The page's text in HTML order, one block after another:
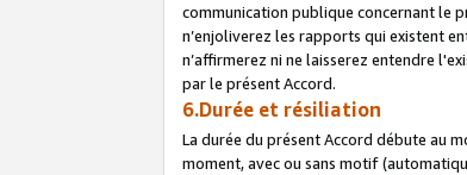
communication publique concernant le
n’enjoliverez les rapports qui existent
n’affirmerez ni ne laisserez entendre
par le présent Accord.
6.Durée et résiliation
La durée du présent Accord débute au
moment, avec ou sans motif